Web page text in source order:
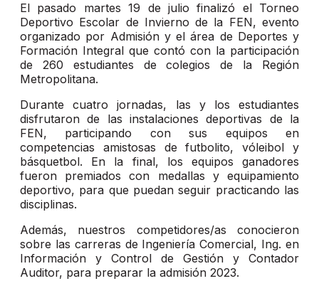
El pasado martes 19 de julio finalizó el Torneo
Deportivo Escolar de Invierno de la FEN, evento
organizado por Admisión y el área de Deportes y
Formación Integral que contó con la participación
de 260 estudiantes de colegios de la Región
Metropolitana.
Durante cuatro jornadas, las y los estudiantes
disfrutaron de las instalaciones deportivas de la
FEN, participando con sus equipos en
competencias amistosas de futbolito, vóleibol y
básquetbol. En la final, los equipos ganadores
fueron premiados con medallas y equipamiento
deportivo, para que puedan seguir practicando las
disciplinas.
Además, nuestros competidores/as conocieron
sobre las carreras de Ingeniería Comercial, Ing. en
Información y Control de Gestión y Contador
Auditor, para preparar la admisión 2023.